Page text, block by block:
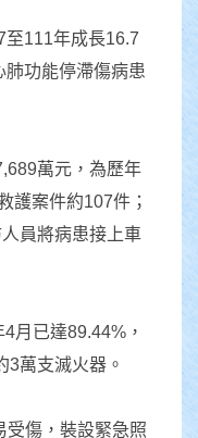
111年成長16.7
功能停滯傷病患
萬元，為歷年
護案件約107件；
員將病患接上車
月已達89.44%，
萬支滅火器。
受傷，裝設緊急照